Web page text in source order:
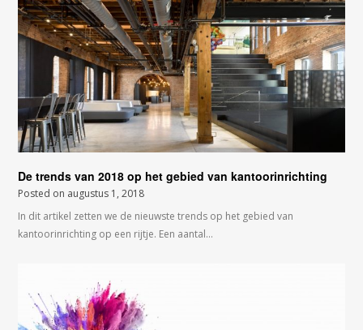
De trends van 2018 op het gebied van kantoorinrichting
Posted on augustus 1, 2018
In dit artikel zetten we de nieuwste trends op het gebied van
kantoorinrichting op een rijtje. Een aantal…